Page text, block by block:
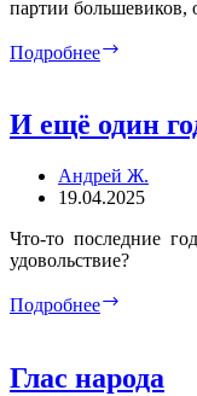
партии большевиков,
Подробнее
И ещё один
Андрей Ж.
19.04.2025
Что-то последние
удовольствие?
Подробнее
Глас народа